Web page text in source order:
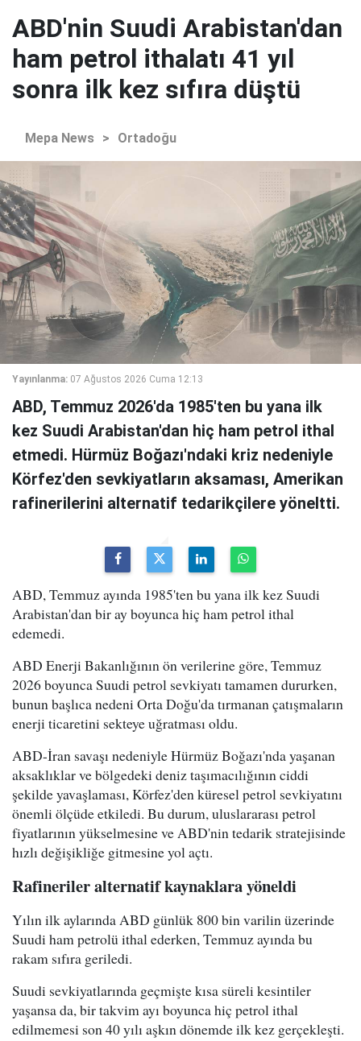
ABD'nin Suudi Arabistan'dan
ham petrol ithalatı 41 yıl
sonra ilk kez sıfıra düştü
Mepa News > Ortadoğu
Yayınlanma: 07 Ağustos 2026 Cuma 12:13
ABD, Temmuz 2026'da 1985'ten bu yana ilk
kez Suudi Arabistan'dan hiç ham petrol ithal
etmedi. Hürmüz Boğazı'ndaki kriz nedeniyle
Körfez'den sevkiyatların aksaması, Amerikan
rafinerilerini alternatif tedarikçilere yöneltti.
ABD, Temmuz ayında 1985'ten bu yana ilk kez Suudi
Arabistan'dan bir ay boyunca hiç ham petrol ithal
edemedi.
ABD Enerji Bakanlığının ön verilerine göre, Temmuz
2026 boyunca Suudi petrol sevkiyatı tamamen dururken,
bunun başlıca nedeni Orta Doğu'da tırmanan çatışmaların
enerji ticaretini sekteye uğratması oldu.
ABD-İran savaşı nedeniyle Hürmüz Boğazı'nda yaşanan
aksaklıklar ve bölgedeki deniz taşımacılığının ciddi
şekilde yavaşlaması, Körfez'den küresel petrol sevkiyatını
önemli ölçüde etkiledi. Bu durum, uluslararası petrol
fiyatlarının yükselmesine ve ABD'nin tedarik stratejisinde
hızlı değişikliğe gitmesine yol açtı.
Rafineriler alternatif kaynaklara yöneldi
Yılın ilk aylarında ABD günlük 800 bin varilin üzerinde
Suudi ham petrolü ithal ederken, Temmuz ayında bu
rakam sıfıra geriledi.
Suudi sevkiyatlarında geçmişte kısa süreli kesintiler
yaşansa da, bir takvim ayı boyunca hiç petrol ithal
edilmemesi son 40 yılı aşkın dönemde ilk kez gerçekleşti.